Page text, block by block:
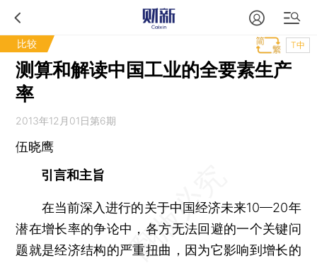
比较 T中
测算和解读中国工业的全要素生产
率
2013年12月01日第6期
伍晓鹰
引言和主旨
在当前深入进行的关于中国经济未来10—20年
潜在增长率的争论中，各方无法回避的一个关键问
题就是经济结构的严重扭曲，因为它影响到增长的